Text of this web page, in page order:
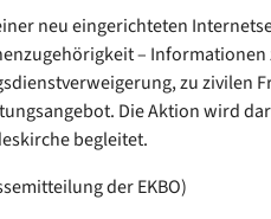
neu eingerichteten
–
zu zivilen
Die Aktion wird
begleitet.
der EKBO)